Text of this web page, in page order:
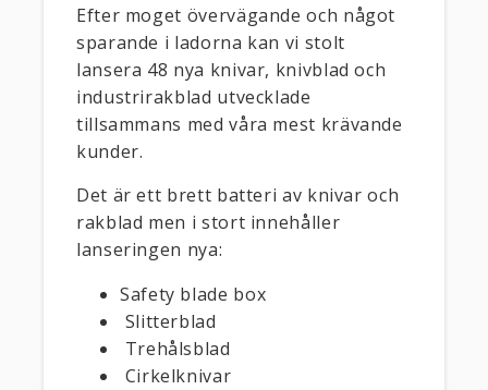
Efter moget övervägande och något
sparande i ladorna kan vi stolt
lansera 48 nya knivar, knivblad och
industrirakblad utvecklade
tillsammans med våra mest krävande
kunder.
Det är ett brett batteri av knivar och
rakblad men i stort innehåller
lanseringen nya:
Safety blade box
Slitterblad
Trehålsblad
Cirkelknivar